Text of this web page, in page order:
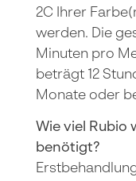
2C Ihrer
werden. Die
Minuten pro
beträgt 12
Monate oder
Wie viel Rubio
benötigt?